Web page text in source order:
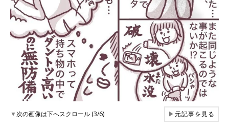
▼次の画像は下へスクロール (3/6) ▶元記事を見る